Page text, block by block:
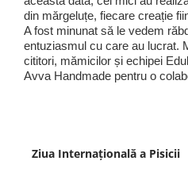
din mărgeluțe, fiecare creație
A fost minunat să le vedem
entuziasmul cu care au lucrat.
cititori, mămicilor și echipei
Avva Handmade pentru o
Ziua Internațională a Pisicii